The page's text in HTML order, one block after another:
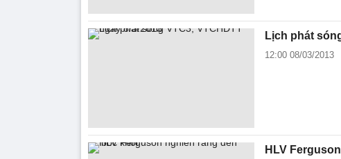
Lịch phát
12:00 08/03/2013
HLV